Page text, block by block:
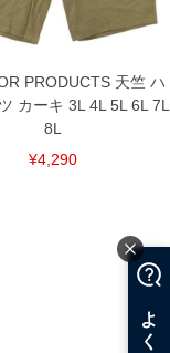
なります。）
。
ご了承下さい。
ファスナーや調節ひもが付
ので店頭での売り違い、店
してしまう場合がございま
もしあった場合速やかにご
PRODUCTS 天竺 ハ
カーキ 3L 4L 5L 6L 7L
8L
¥4,290